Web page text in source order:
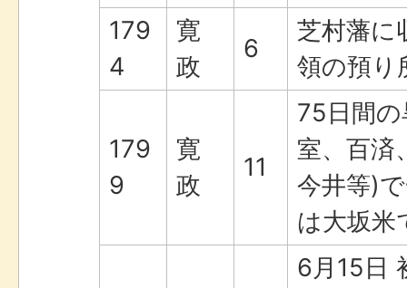
179
4
寛
政
6
芝村藩に
領の預り
179
9
寛
政
11
75日間
室、百済
今井等)
は大坂米
6月15日